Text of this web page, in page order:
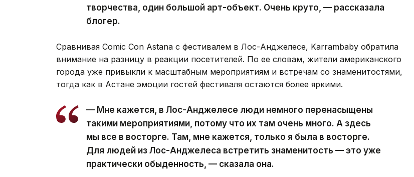
творчества, один большой арт-объект. Очень круто, — рассказала
блогер.
Сравнивая Comic Con Astana с фестивалем в Лос-Анджелесе, Karrambaby обратила
внимание на разницу в реакции посетителей. По ее словам, жители американского
города уже привыкли к масштабным мероприятиям и встречам со знаменитостями,
тогда как в Астане эмоции гостей фестиваля остаются более яркими.
— Мне кажется, в Лос-Анджелесе люди немного перенасыщены
такими мероприятиями, потому что их там очень много. А здесь
мы все в восторге. Там, мне кажется, только я была в восторге.
Для людей из Лос-Анджелеса встретить знаменитость — это уже
практически обыденность, — сказала она.